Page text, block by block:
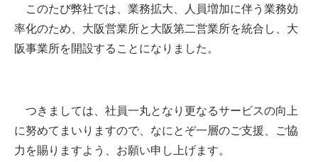
このたび弊社では、業務拡大、人員増加に伴う業務効
率化のため、大阪営業所と大阪第二営業所を統合し、大
阪事業所を開設することになりました。
つきましては、社員一丸となり更なるサービスの向上
に努めてまいりますので、なにとぞ一層のご支援、ご協
力を賜りますよう、お願い申し上げます。